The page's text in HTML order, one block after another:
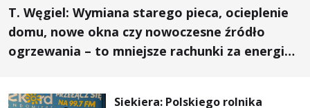
T. Węgiel: Wymiana starego pieca, ocieplenie
domu, nowe okna czy nowoczesne źródło
ogrzewania – to mniejsze rachunki za energię,
Siekiera: Polskiego rolnika